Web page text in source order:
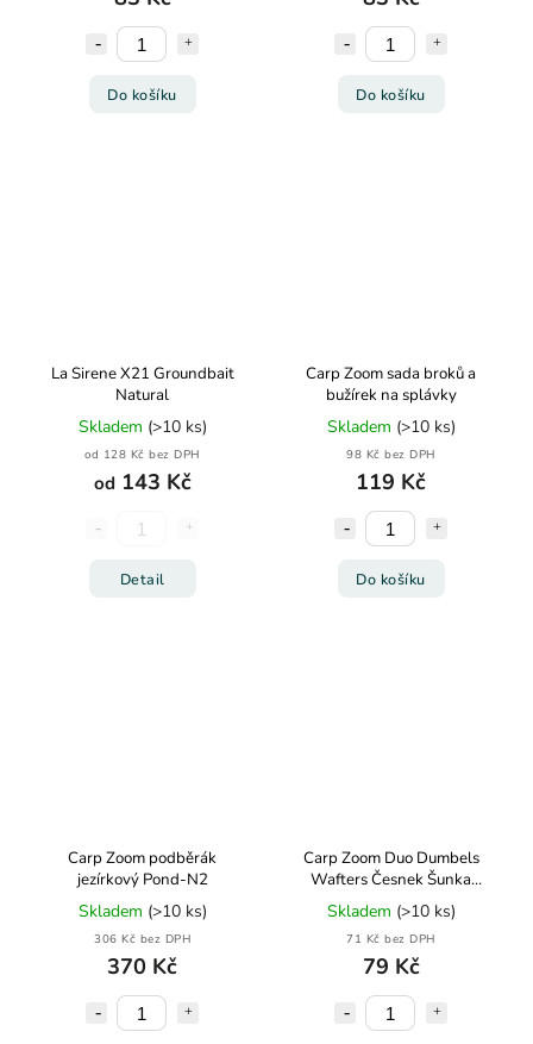
Do košíku Do košíku
La Sirene X21 Groundbait
Natural
Skladem (>10 ks)
od 128 Kč bez DPH
od143 Kč
Detail
Carp Zoom sada broků a
bužírek na splávky
Skladem (>10 ks)
98 Kč bez DPH
119 Kč
Do košíku
Carp Zoom podběrák
jezírkový Pond-N2
Skladem (>10 ks)
306 Kč bez DPH
370 Kč
Carp Zoom Duo Dumbels
Wafters Česnek Šunka
10x14mm 15g
Skladem (>10 ks)
71 Kč bez DPH
79 Kč